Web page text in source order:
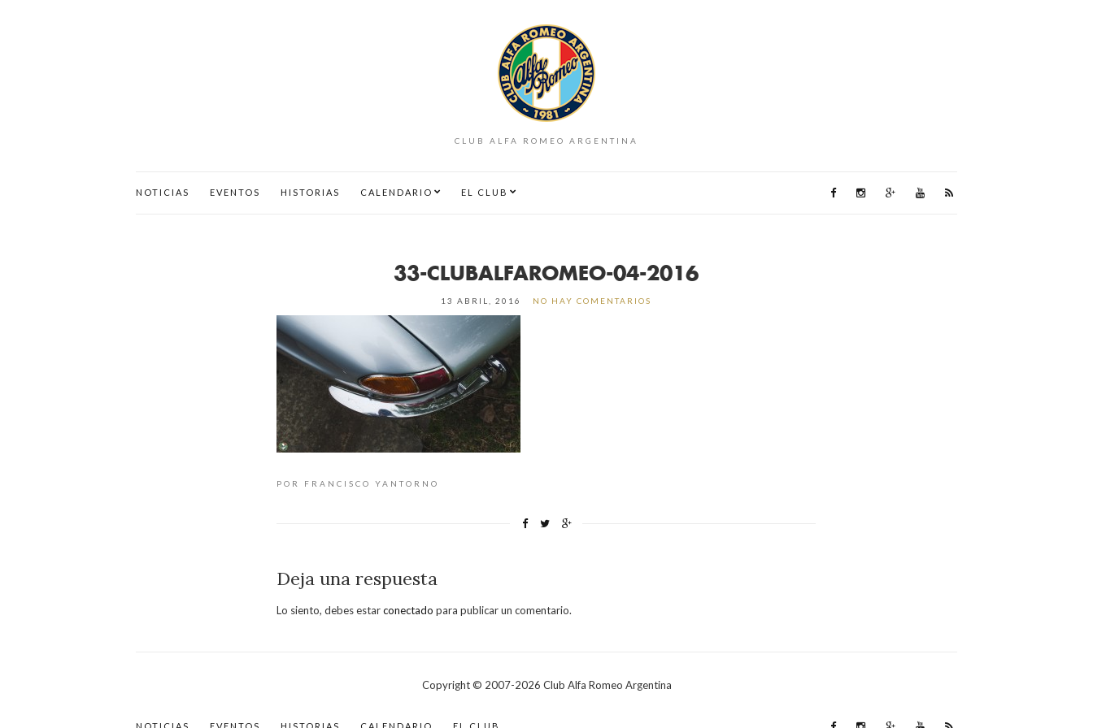
CLUB ALFA ROMEO ARGENTINA
NOTICIAS EVENTOS HISTORIAS CALENDARIO EL CLUB
33-CLUBALFAROMEO-04-2016
13 ABRIL, 2016 NO HAY COMENTARIOS
POR FRANCISCO YANTORNO
Deja una respuesta
Lo siento, debes estarconectado para publicar un comentario.
Copyright © 2007-2026 Club Alfa Romeo Argentina